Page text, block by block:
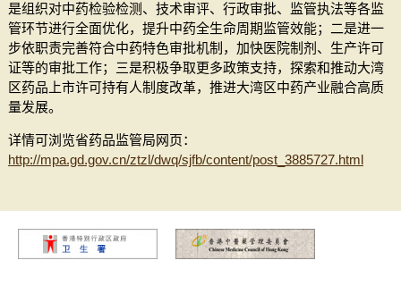
是组织对中药检验检测、技术审评、行政审批、监管执法等各监
管环节进行全面优化，提升中药全生命周期监管效能；二是进一
步依职责完善符合中药特色审批机制，加快医院制剂、生产许可
证等的审批工作；三是积极争取更多政策支持，探索和推动大湾
区药品上市许可持有人制度改革，推进大湾区中药产业融合高质
量发展。
详情可浏览省药品监管局网页：
http://mpa.gd.gov.cn/ztzl/dwq/sjfb/content/post_3885727.html